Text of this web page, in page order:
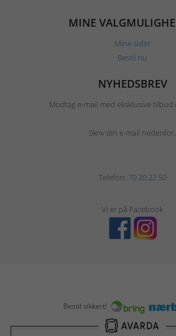
MINE
Mine sider
Bestil nu
NYHEDSBREV
Modtag e-mail med eksklusive tilbud
Skriv din e-mail nedenfor.
Telefon: 70 20 22 50
Vi er på Facebook
Bestil sikkert!